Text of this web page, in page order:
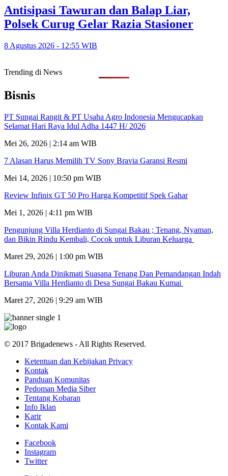
Antisipasi Tawuran dan Balap Liar,
Polsek Curug Gelar Razia Stasioner
8 Agustus 2026 - 12:55 WIB
Trending di News
Bisnis
PT Sungai Rangit & PT Usaha Agro Indonesia Mengucapkan
Selamat Hari Raya Idul Adha 1447 H/ 2026
Mei 26, 2026 | 2:14 am WIB
7 Alasan Harus Memilih TV Sony Bravia Garansi Resmi
Mei 14, 2026 | 10:50 pm WIB
Review Infinix GT 50 Pro Harga Kompetitif Spek Gahar
Mei 1, 2026 | 4:11 pm WIB
Pengunjung Villa Herdianto di Sungai Bakau ; Tenang, Nyaman,
dan Bikin Rindu Kembali, Cocok untuk Liburan Keluarga
Maret 29, 2026 | 1:00 pm WIB
Liburan Anda Dinikmati Suasana Tenang Dan Pemandangan Indah
Bersama Villa Herdianto di Desa Sungai Bakau Kumai
Maret 27, 2026 | 9:29 am WIB
© 2017 Brigadenews - All Rights Reserved.
Ketentuan dan Kebijakan Privacy
Kontak
Panduan Komunitas
Pedoman Media Siber
Tentang Kobaran
Info Iklan
Karir
Kontak Kami
Facebook
Instagram
Twitter